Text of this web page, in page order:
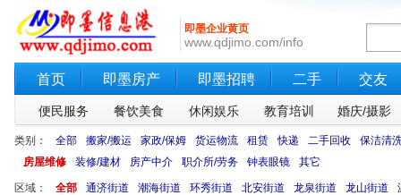
即墨企业黄页
www.qdjimo.com/info
首页 即墨房产 即墨招聘 二手 交友
便民服务 餐饮美食 休闲娱乐 教育培训 婚庆/摄影
类别： 全部 搬家/搬运 家政/保姆 货运物流 租赁 快递 二手回收
保洁清
房屋维修
装修/建材 房产中介 职介所/劳务 钟表眼镜 其它
区域： 全部 通济街道 潮海街道 环秀街道 北安街道 龙泉街道 龙山街道